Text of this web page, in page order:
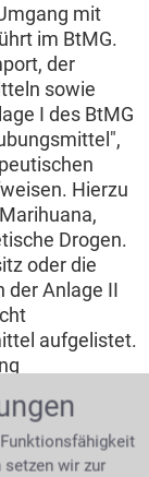
mit
im BtMG.
der
sowie
I des BtMG
Hierzu
Drogen.
oder die
der Anlage II
aufgelistet.
verwandt
(aus Sicht
setzen wir zur